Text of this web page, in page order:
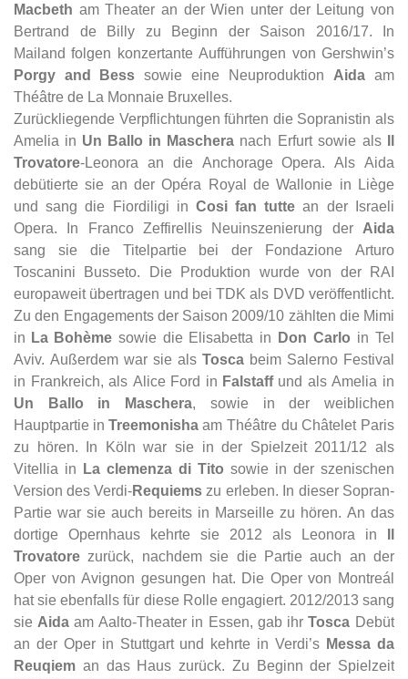
Macbeth am Theater an der Wien unter der Leitung von
Bertrand de Billy zu Beginn der Saison 2016/17. In
Mailand folgen konzertante Aufführungen von Gershwin’s
Porgy and Bess sowie eine Neuproduktion Aida am
Théâtre de La Monnaie Bruxelles.
Zurückliegende Verpflichtungen führten die Sopranistin als
Amelia in Un Ballo in Maschera nach Erfurt sowie als
Trovatore-Leonora an die Anchorage Opera. Als Aida
debütierte sie an der Opéra Royal de Wallonie in Liège
und sang die Fiordiligi in Cosi fan tutte an der Israeli
Opera. In Franco Zeffirellis Neuinszenierung der Aida
sang sie die Titelpartie bei der Fondazione Arturo
Toscanini Busseto. Die Produktion wurde von der RAI
europaweit übertragen und bei TDK als DVD veröffentlicht.
Zu den Engagements der Saison 2009/10 zählten die Mimi
in La Bohème sowie die Elisabetta in Don Carlo in Tel
Aviv. Außerdem war sie als Tosca beim Salerno Festival
in Frankreich, als Alice Ford in Falstaff und als Amelia in
Un Ballo in Maschera, sowie in der weiblichen
Hauptpartie in Treemonisha am Théâtre du Châtelet Paris
zu hören. In Köln war sie in der Spielzeit 2011/12 als
Vitellia in
La clemenza di Tito sowie in der szenischen
Version des Verdi-Requiems zu erleben. In dieser Sopran-
Partie war sie auch bereits in Marseille zu hören. An das
dortige Opernhaus kehrte sie 2012 als Leonora in
Trovatore zurück, nachdem sie die Partie auch an der
Oper von Avignon gesungen hat. Die Oper von Montreál
hat sie ebenfalls für diese Rolle engagiert. 2012/2013 sang
sie Aida am Aalto-Theater in Essen, gab ihr Tosca Debüt
an der Oper in Stuttgart und kehrte in Verdi’s Messa da
Reuqiem an das Haus zurück. Zu Beginn der Spielzeit